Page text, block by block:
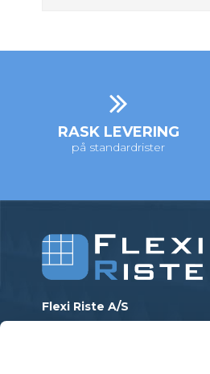
RASK LEVERING
på standardrister
Flexi Riste A/S